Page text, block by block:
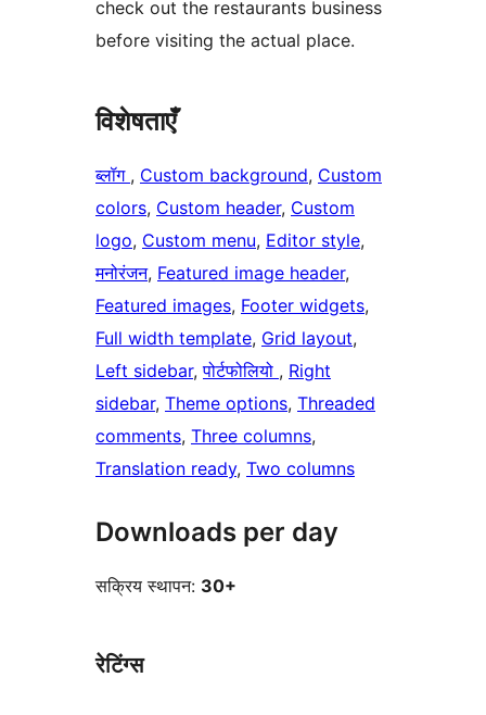
check out the restaurants business
before visiting the actual place.
विशेषताएँ
ब्लॉग , Custom background, Custom
colors, Custom header, Custom
logo, Custom menu, Editor style
मनोरंजन, Featured image header
Featured images, Footer widgets
Full width template, Grid layout
Left sidebar, पोर्टफोलियो , Right
sidebar, Theme options, Threaded
comments, Three columns
Translation ready, Two columns
Downloads per day
सक्रिय स्थापन: 30+
रेटिंग्स